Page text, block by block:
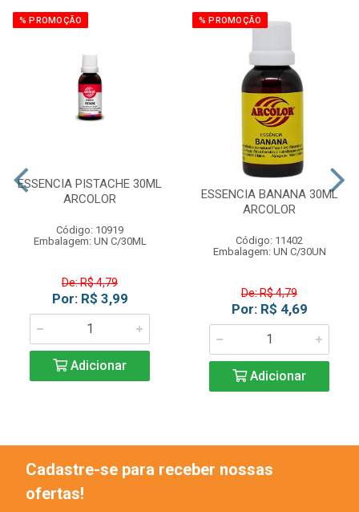
% PROMOÇÃO
ESSENCIA PISTACHE 30ML
ARCOLOR
Código: 10919
Embalagem: UN C/30ML
De: R$ 4,79
Por: R$ 3,99
Adicionar
% PROMOÇÃO
ESSENCIA BANANA 30ML
ARCOLOR
Código: 11402
Embalagem: UN C/30UN
De: R$ 4,79
Por: R$ 4,69
Adicionar
Cadastre-se para receber nossas
ofertas!